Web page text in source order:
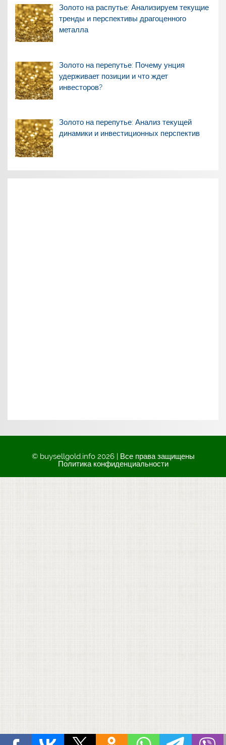
Золото на распутье: Анализируем текущие
тренды и перспективы драгоценного
металла
Золото на перепутье: Почему унция
удерживает позиции и что ждет
инвесторов?
Золото на перепутье: Анализ текущей
динамики и инвестиционных перспектив
© buysellgold.info 2026 | Все права защищены
Политика конфиденциальности